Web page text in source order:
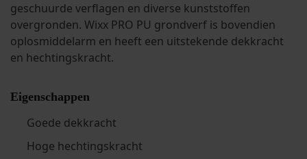
geschuurde verflagen en diverse kunststoffen
overgronden. Wixx PRO PU grondverf is bovendien
oplosmiddelarm en heeft een uitstekende dekkracht
en hechtingskracht.
Eigenschappen
Goede dekkracht
Hoge hechtingskracht